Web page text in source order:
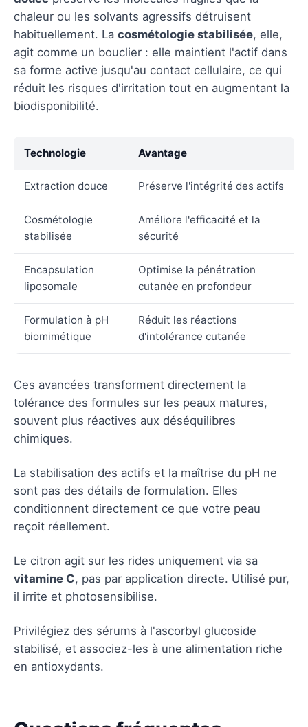
chaleur ou les solvants agressifs détruisent
habituellement. La cosmétologie stabilisée, elle,
agit comme un bouclier : elle maintient l'actif dans
sa forme active jusqu'au contact cellulaire, ce qui
réduit les risques d'irritation tout en augmentant la
biodisponibilité.
Technologie Avantage
Extraction douce Préserve l'intégrité des actifs
Cosmétologie
stabilisée
Améliore l'efficacité et la
sécurité
Encapsulation
liposomale
Optimise la pénétration
cutanée en profondeur
Formulation à pH
biomimétique
Réduit les réactions
d'intolérance cutanée
Ces avancées transforment directement la
tolérance des formules sur les peaux matures,
souvent plus réactives aux déséquilibres
chimiques.
La stabilisation des actifs et la maîtrise du pH ne
sont pas des détails de formulation. Elles
conditionnent directement ce que votre peau
reçoit réellement.
Le citron agit sur les rides uniquement via sa
vitamine C, pas par application directe. Utilisé pur,
il irrite et photosensibilise.
Privilégiez des sérums à l'ascorbyl glucoside
stabilisé, et associez-les à une alimentation riche
en antioxydants.